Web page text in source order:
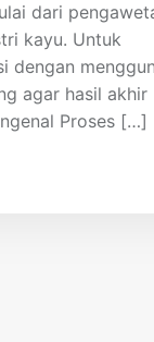
dari
kayu. Untuk
dengan
agar hasil akhir
Proses […]